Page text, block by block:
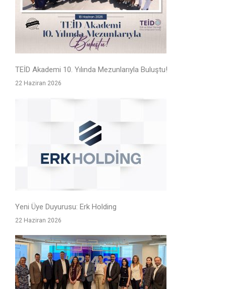
TEİD Akademi 10. Yılında Mezunlarıyla Buluştu!
22 Haziran 2026
Yeni Üye Duyurusu: Erk Holding
22 Haziran 2026